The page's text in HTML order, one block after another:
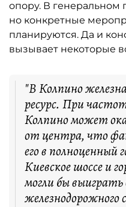
опору. В генеральном
но конкретные
планируются. Да и
вызывает некоторые
"В Колпино
ресурс. При
Колпино может
от центра, что
его в полноценный
Киевское шоссе и
могли бы